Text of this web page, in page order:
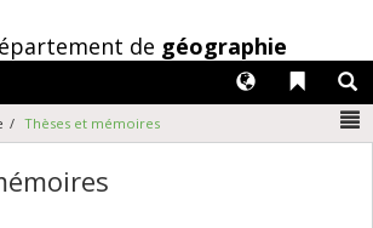
de géographie
Liens
Langues
Thèses et mémoires